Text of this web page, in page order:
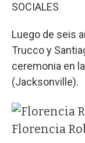
SOCIALES
Luego de seis
Trucco y
ceremonia en
(Jacksonville).
Florencia